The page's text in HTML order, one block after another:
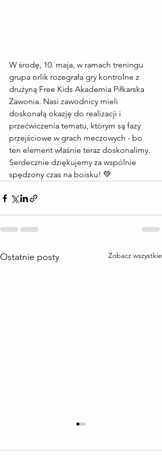
W środę, 10. maja, w ramach treningu
grupa orlik rozegrała gry kontrolne z
drużyną Free Kids Akademia Piłkarska
Zawonia. Nasi zawodnicy mieli
doskonałą okazję do realizacji i
przećwiczenia tematu, którym są fazy
przejściowe w grach meczowych - bo
ten element właśnie teraz doskonalimy.
Serdecznie dziękujemy za wspólnie
spędzony czas na boisku! 💚
Ostatnie posty Zobacz wszystkie